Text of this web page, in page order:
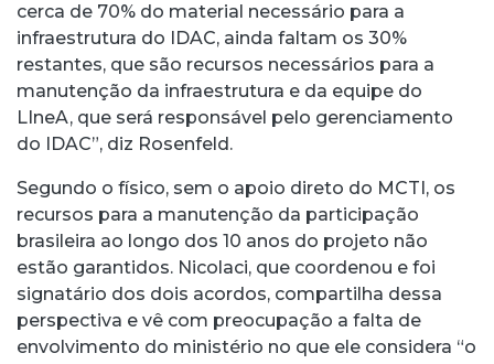
cerca de 70% do material necessário para a
infraestrutura do IDAC, ainda faltam os 30%
restantes, que são recursos necessários para a
manutenção da infraestrutura e da equipe do
LIneA, que será responsável pelo gerenciamento
do IDAC”, diz Rosenfeld.
Segundo o físico, sem o apoio direto do MCTI, os
recursos para a manutenção da participação
brasileira ao longo dos 10 anos do projeto não
estão garantidos. Nicolaci, que coordenou e foi
signatário dos dois acordos, compartilha dessa
perspectiva e vê com preocupação a falta de
envolvimento do ministério no que ele considera “o